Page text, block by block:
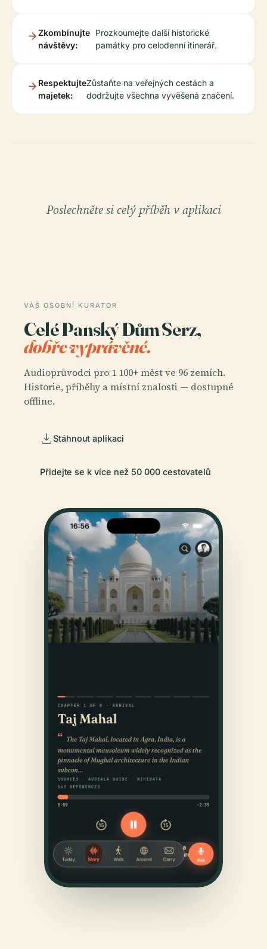
Zkombinujte
návštěvy:
Prozkoumejte další historické
památky pro celodenní itinerář.
Respektujte
majetek:
Zůstaňte na veřejných cestách a
dodržujte všechna vyvěšená značení.
Poslechněte si celý příběh v aplikaci
VÁŠ OSOBNÍ KURÁTOR
Celé Panský Dům Serz,
dobře vyprávěné.
Audioprůvodci pro 1 100+ měst ve 96 zemích.
Historie, příběhy a místní znalosti — dostupné
offline.
Stáhnout aplikaci
Přidejte se k více než 50 000 cestovatelů